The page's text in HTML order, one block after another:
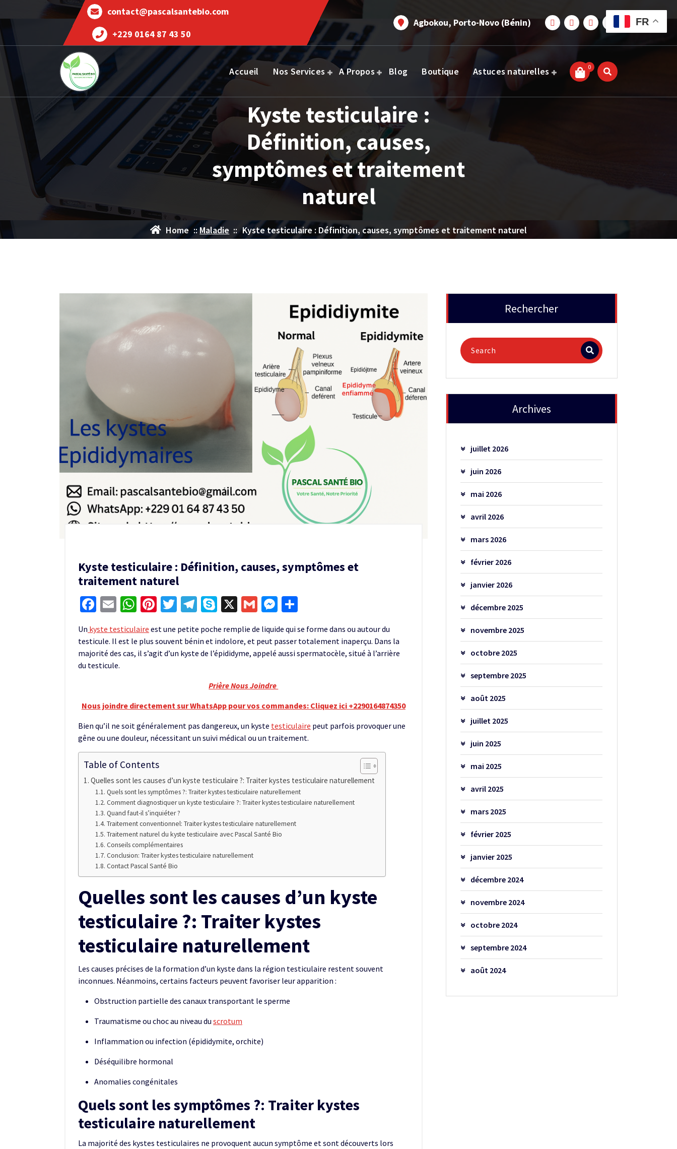
contact@pascalsantebio.com
+229 0164 87 43 50
Agbokou, Porto-Novo (Bénin)
Votre santé notre priorité
Accueil Nos Services A Propos Blog Boutique Astuces naturelles 0
Kyste testiculaire :
Définition, causes,
symptômes et traitement
naturel
Home ::Maladie :: Kyste testiculaire : Définition, causes, symptômes et traitement naturel
Kyste testiculaire : Définition, causes, symptômes et
traitement naturel
Facebook
EmailWhatsApp
Pinterest
Twitter
Telegram
Skype
X GmailMessenger
Un kyste testiculaire est une petite poche remplie de liquide qui se forme dans ou autour du
testicule. Il est le plus souvent bénin et indolore, et peut passer totalement inaperçu. Dans la
majorité des cas, il s’agit d’un kyste de l’épididyme, appelé aussi spermatocèle, situé à l’arrière
du testicule.
Prière Nous Joindre
Nous joindre directement sur WhatsApp pour vos commandes: Cliquez ici +2290164874350
Bien qu’il ne soit généralement pas dangereux, un kyste testiculaire peut parfois provoquer une
gêne ou une douleur, nécessitant un suivi médical ou un traitement.
Table of Contents
Quelles sont les causes d’un kyste testiculaire ?: Traiter kystes testiculaire naturellement
Quels sont les symptômes ?: Traiter kystes testiculaire naturellement
Comment diagnostiquer un kyste testiculaire ?: Traiter kystes testiculaire naturellement
Quand faut-il s’inquiéter ?
Traitement conventionnel: Traiter kystes testiculaire naturellement
Traitement naturel du kyste testiculaire avec Pascal Santé Bio
Conseils complémentaires
Conclusion: Traiter kystes testiculaire naturellement
Contact Pascal Santé Bio
Quelles sont les causes d’un kyste
testiculaire ?: Traiter kystes
testiculaire naturellement
Les causes précises de la formation d’un kyste dans la région testiculaire restent souvent
inconnues. Néanmoins, certains facteurs peuvent favoriser leur apparition :
Obstruction partielle des canaux transportant le sperme
Traumatisme ou choc au niveau du scrotum
Inflammation ou infection (épididymite, orchite)
Déséquilibre hormonal
Anomalies congénitales
Quels sont les symptômes ?: Traiter kystes
testiculaire naturellement
La majorité des kystes testiculaires ne provoquent aucun symptôme et sont découverts lors
Rechercher
Archives
juillet 2026
juin 2026
mai 2026
avril 2026
mars 2026
février 2026
janvier 2026
décembre 2025
novembre 2025
octobre 2025
septembre 2025
août 2025
juillet 2025
juin 2025
mai 2025
avril 2025
mars 2025
février 2025
janvier 2025
décembre 2024
novembre 2024
octobre 2024
septembre 2024
août 2024
FR